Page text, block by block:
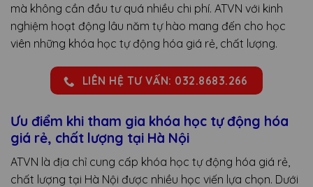
mà không cần đầu tư quá nhiều chi phí. ATVN với kinh
nghiệm hoạt động lâu năm tự hào mang đến cho học
viên những khóa học tự động hóa giá rẻ, chất lượng.
LIÊN HỆ TƯ VẤN: 032.8683.266
Ưu điểm khi tham gia khóa học tự động hóa
giá rẻ, chất lượng tại Hà Nội
ATVN là địa chỉ cung cấp khóa học tự động hóa giá rẻ,
chất lượng tại Hà Nội được nhiều học viến lựa chọn. Dưới